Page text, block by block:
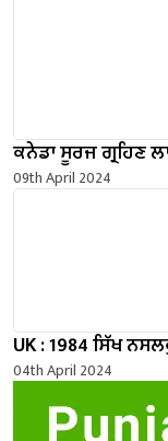
ਕਨੇਡਾ ਸੂਰਜ ਗ੍ਰਹਿਣ
09th April 2024
UK : 1984 ਸਿੱਖ
04th April 2024